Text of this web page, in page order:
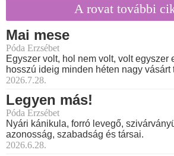
A rovat további
Mai mese
Póda Erzsébet
Egyszer volt, hol nem volt, volt egyszer
hosszú ideig minden héten nagy vásárt
2026.7.28.
Legyen más!
Póda Erzsébet
Nyári kánikula, forró levegő,
azonosság, szabadság és társai.
2026.6.28.